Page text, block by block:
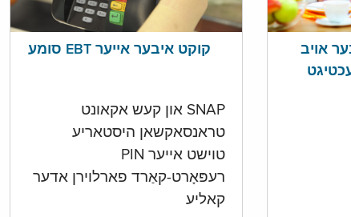
קוקט איבער אייער EBT סומע
SNAP און קעש אקאונט
טראנסאקשאן היסטאריע
טוישט אייער PIN
רעפּאָרט-קאַרד פארלוירן אדער
קאליע
אויב